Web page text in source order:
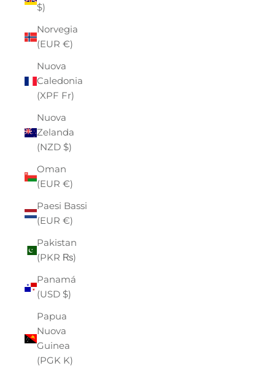
$)
Norvegia
(EUR €)
Nuova
Caledonia
(XPF Fr)
Nuova
Zelanda
(NZD $)
Oman
(EUR €)
Paesi Bassi
(EUR €)
Pakistan
(PKR ₨)
Panamá
(USD $)
Papua
Nuova
Guinea
(PGK K)